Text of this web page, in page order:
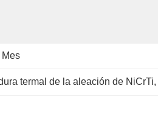
Mes
termal de la aleación de NiCrTi,